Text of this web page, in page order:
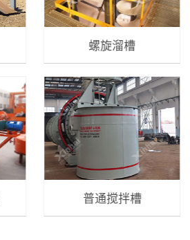
螺旋溜槽
普通搅拌槽